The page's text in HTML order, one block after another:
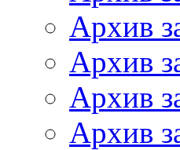
Архив
Архив
Архив
Архив